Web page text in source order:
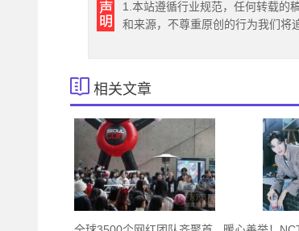
1.本站遵循行业规范，任何转载的
和来源，不尊重原创的行为我们将
相关文章